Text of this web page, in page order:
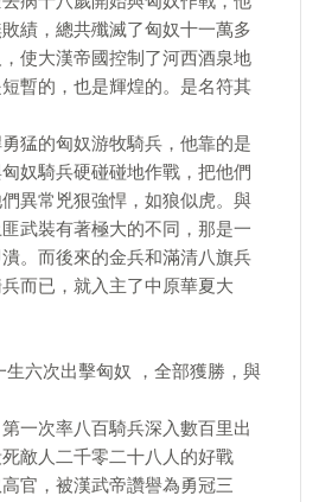
績，總共殲滅了匈奴十一萬多
使大漢帝國控制了河西酒泉地
暫的，也是輝煌的。是名符其
猛的匈奴游牧騎兵，他靠的是
奴騎兵硬碰碰地作戰，把他們
異常兇狠強悍，如狼似虎。與
武裝有著極大的不同，那是一
。而後來的金兵和滿清八旗兵
而已，就入主了中原華夏大
六次出擊匈奴 ，全部獲勝，與
一次率八百騎兵深入數百里出
敵人二千零二十八人的好戰
官，被漢武帝讚譽為勇冠三